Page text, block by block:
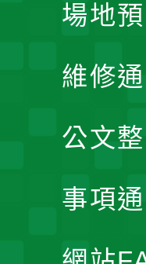
場地
維修
公文
事項